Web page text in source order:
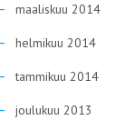
maaliskuu 2014
helmikuu 2014
tammikuu 2014
joulukuu 2013